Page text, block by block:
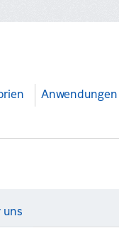
Anwendungen
uns